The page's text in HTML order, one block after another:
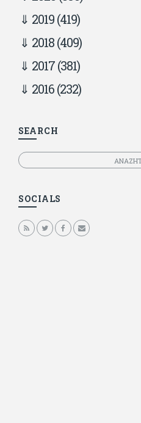
2019(419)
2018(409)
2017(381)
2016(232)
SEARCH
Αναζητηση
SOCIALS